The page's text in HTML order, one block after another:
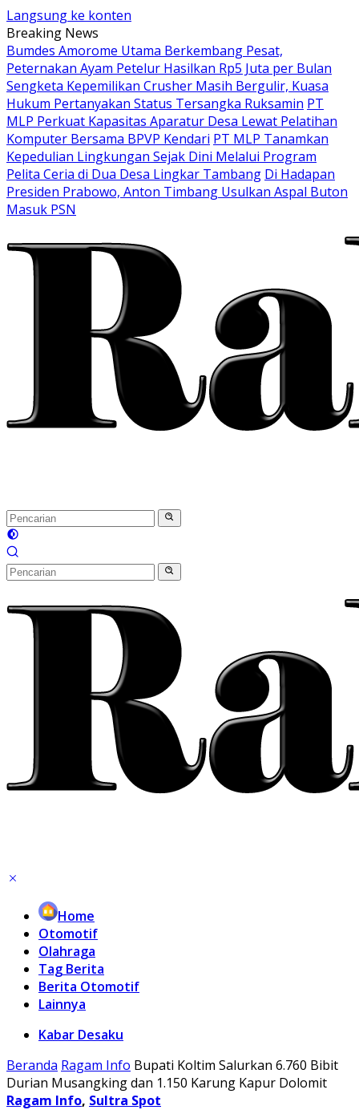
Langsung ke konten
Breaking News
Bumdes Amorome Utama Berkembang Pesat,
Peternakan Ayam Petelur Hasilkan Rp5 Juta per Bulan
Sengketa Kepemilikan Crusher Masih Bergulir, Kuasa
Hukum Pertanyakan Status Tersangka Ruksamin PT
MLP Perkuat Kapasitas Aparatur Desa Lewat Pelatihan
Komputer Bersama BPVP Kendari PT MLP Tanamkan
Kepedulian Lingkungan Sejak Dini Melalui Program
Pelita Ceria di Dua Desa Lingkar Tambang Di Hadapan
Presiden Prabowo, Anton Timbang Usulkan Aspal Buton
Masuk PSN
Home
Otomotif
Olahraga
Tag Berita
Berita Otomotif
Lainnya
Kabar Desaku
Beranda Ragam Info Bupati Koltim Salurkan 6.760 Bibit
Durian Musangking dan 1.150 Karung Kapur Dolomit
Ragam Info, Sultra Spot